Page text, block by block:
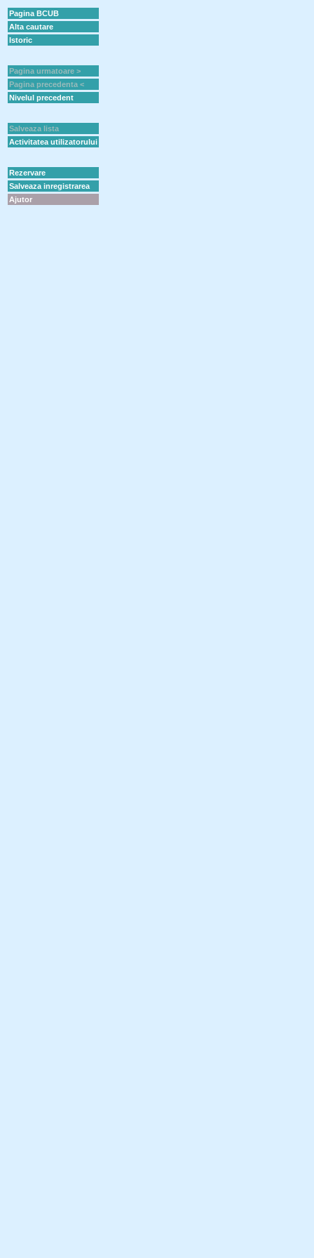
Pagina BCUB
Alta cautare
Istoric
Pagina urmatoare >
Pagina precedenta <
Nivelul precedent
Salveaza lista
Activitatea utilizatorului
Rezervare
Salveaza inregistrarea
Ajutor